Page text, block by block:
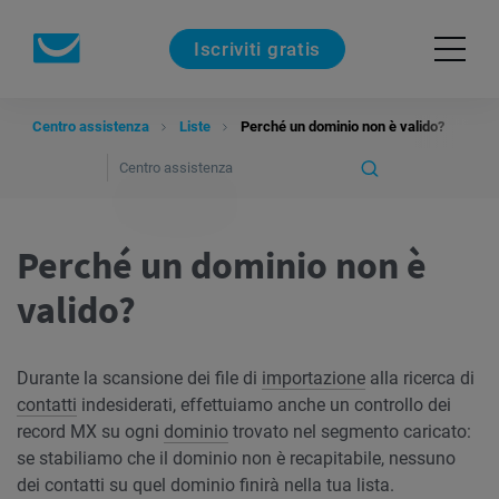
Iscriviti gratis
Centro assistenza Liste Perché un dominio non è valido?
Perché un dominio non è
valido?
Durante la scansione dei file di importazione alla ricerca di
contatti indesiderati, effettuiamo anche un controllo dei
record MX su ogni dominio trovato nel segmento caricato:
se stabiliamo che il dominio non è recapitabile, nessuno
dei contatti su quel dominio finirà nella tua lista.